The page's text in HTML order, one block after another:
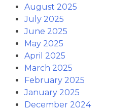
August 2025
July 2025
June 2025
May 2025
April 2025
March 2025
February 2025
January 2025
December 2024